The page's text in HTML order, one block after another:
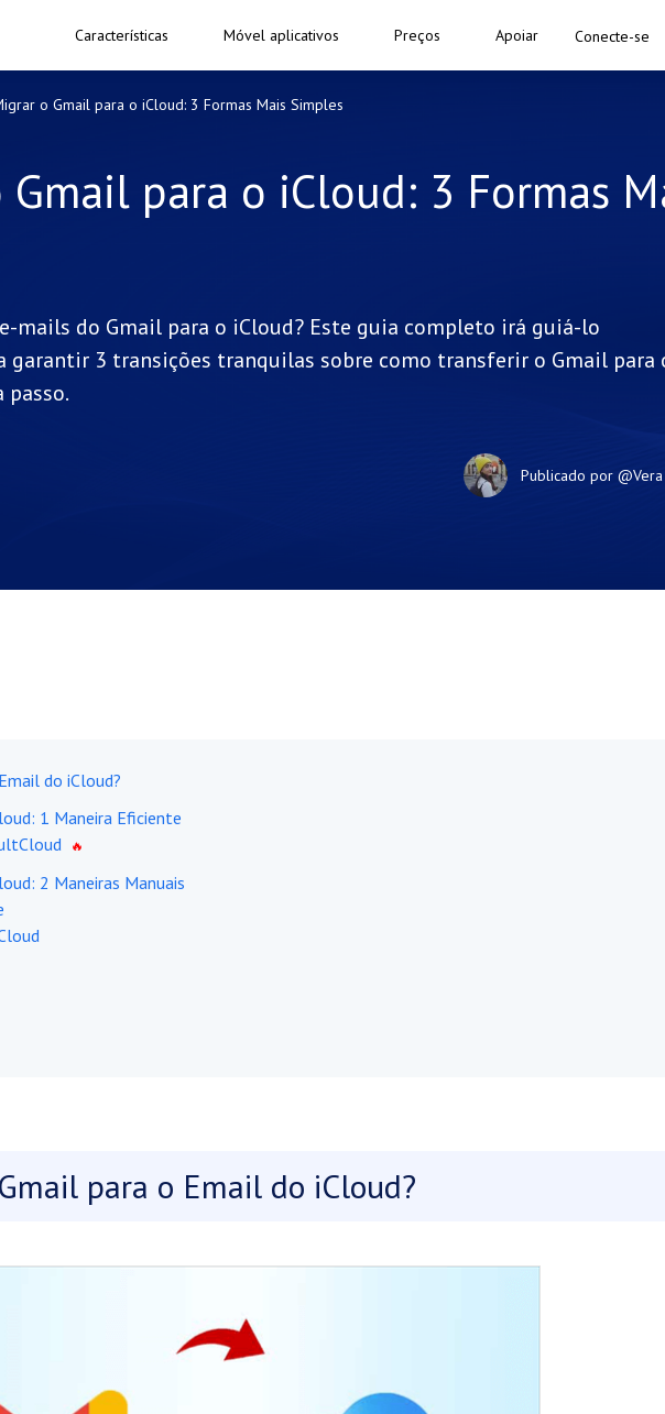
Características Móvel aplicativos Preços Apoiar Conecte-se
o Gmail para o iCloud: 3 Formas Mais Simples
para o iCloud: 3 Formas
mails do Gmail para o iCloud? Este guia completo irá guiá-lo
garantir 3 transições tranquilas sobre como transferir o Gmail para
passo.
Publicado por @Vera
do iCloud?
1 Maneira Eficiente
2 Maneiras Manuais
para o Email do iCloud?